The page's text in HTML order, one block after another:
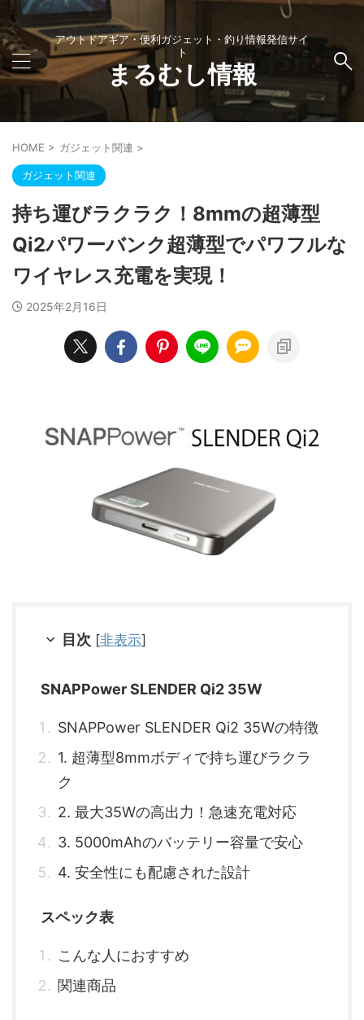
アウトドアギア・便利ガジェット・釣り情報発信サイ
ト
まるむし情報
HOME > ガジェット関連 >
ガジェット関連
持ち運びラクラク！8mmの超薄型
Qi2パワーバンク超薄型でパワフルな
ワイヤレス充電を実現！
2025年2月16日
目次 [非表示]
SNAPPower SLENDER Qi2 35W
SNAPPower SLENDER Qi2 35Wの特徴
1. 超薄型8mmボディで持ち運びラクラ
ク
2. 最大35Wの高出力！急速充電対応
3. 5000mAhのバッテリー容量で安心
4. 安全性にも配慮された設計
スペック表
こんな人におすすめ
関連商品